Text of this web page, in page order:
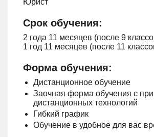
Юрист
Срок обучения:
2 года 11 месяцев (после 9
1 год 11 месяцев (после 11
Форма обучения:
Дистанционное обучение
Заочная форма обучения с
дистанционных технологий
Гибкий график
Обучение в удобное для вас